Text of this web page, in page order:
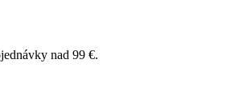
nad 99 €.